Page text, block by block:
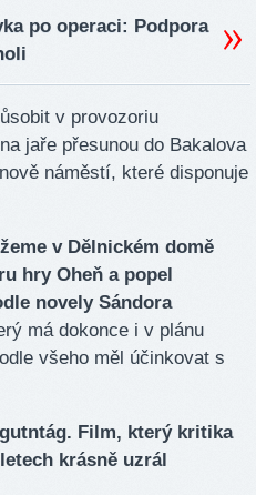
po operaci: Podpora
v provozoriu
jaře přesunou do Bakalova
náměstí, které disponuje
v Dělnickém domě
hry Oheň a popel
novely Sándora
má dokonce i v plánu
všeho měl účinkovat s
Film, který kritika
krásně uzrál